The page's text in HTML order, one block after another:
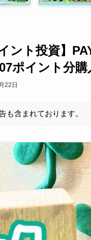
イント投資】
ポイント分購
22日
も含まれております。